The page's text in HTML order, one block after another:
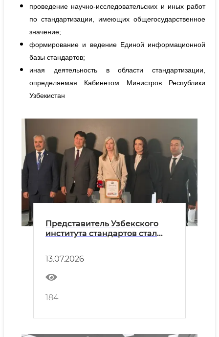
проведение научно-исследовательских и иных работ
по стандартизации, имеющих общегосударственное
значение;
формирование и ведение Единой информационной
базы стандартов;
иная деятельность в области стандартизации,
определяемая Кабинетом Министров Республики
Узбекистан
Представитель Узбекского
института стандартов стал
«Лучший стандартизатор СНГ
– 2026».
13.07.2026
184